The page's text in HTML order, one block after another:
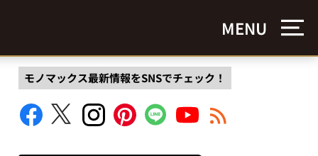
MENU
モノマックス最新情報をSNSでチェック！